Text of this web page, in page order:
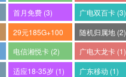
首月免费 (3)
广电双百卡 (3)
29元185G+100
分钟 (2)
随机归属地 (2)
电信湘悦卡 (2)
广电大龙卡 (1)
适应18-35岁 (1)
广东移动 (1)